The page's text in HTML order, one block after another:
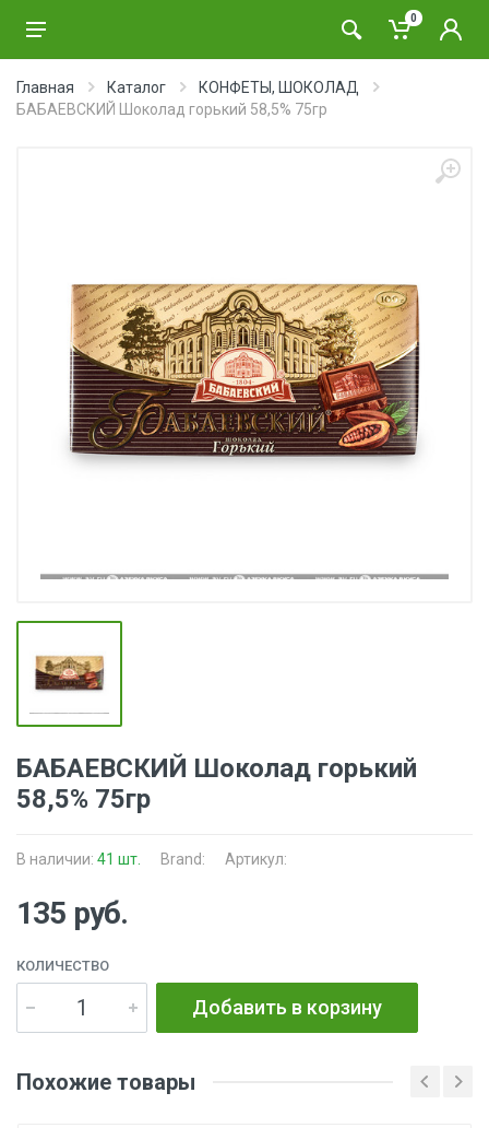
0
Главная Каталог
КОНФЕТЫ, ШОКОЛАД
БАБАЕВСКИЙ Шоколад горький 58,5% 75гр
БАБАЕВСКИЙ Шоколад горький
58,5% 75гр
В наличии: 41 шт. Brand: Артикул:
135 руб.
КОЛИЧЕСТВО
Добавить в корзину
Похожие товары